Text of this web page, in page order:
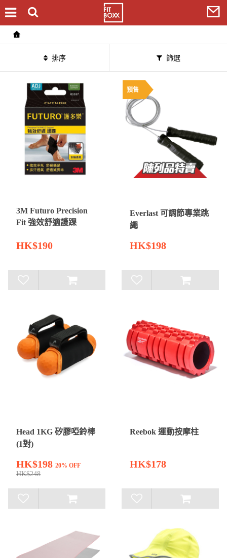
排序 篩選
3M Futuro Precision
Fit 強效舒適護踝
HK$190
預售
Everlast 可調節專業跳
繩
HK$198
Head 1KG 矽膠啞鈴棒
(1對)
HK$198 20% OFF
HK$248
Reebok 運動按摩柱
HK$178